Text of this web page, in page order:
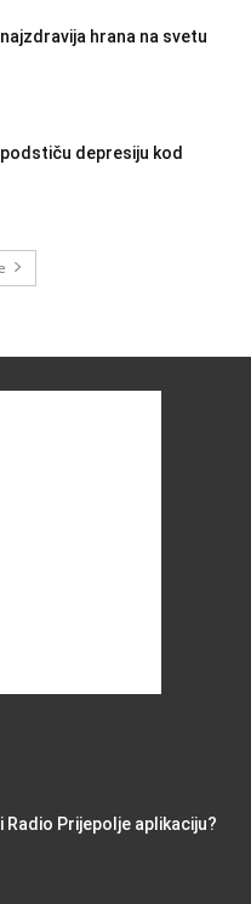
hrana na svetu
depresiju kod
Radio Prijepolje aplikaciju?